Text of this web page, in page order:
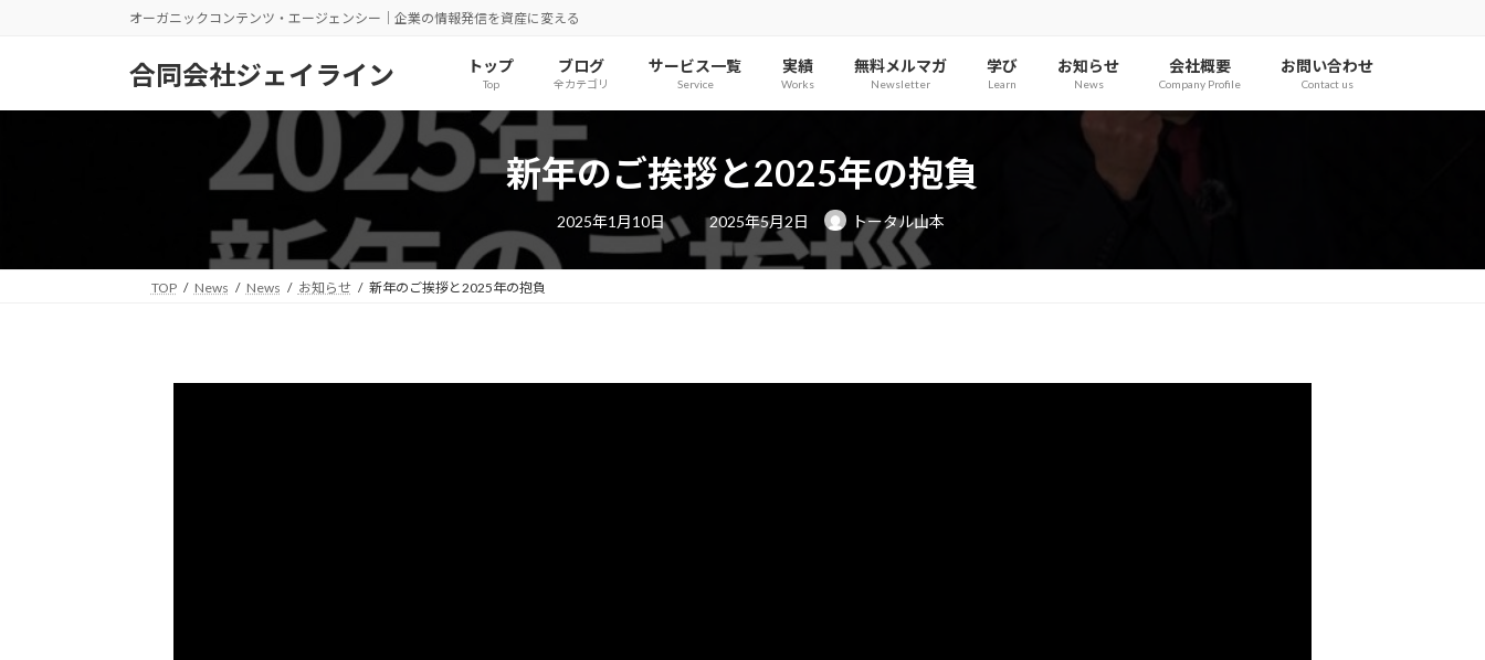
オーガニックコンテンツ・エージェンシー｜企業の情報発信を資産に変える
合同会社ジェイライン トップ
Top
ブログ
全カテゴリ
サービス一覧
Service
実績
Works
無料メルマガ
Newsletter
学び
Learn
お知らせ
News
会社概要
Company Profile
お問い合わせ
Contact us
新年のご挨拶と2025年の抱負
2025年1月10日
最
終
更
新
日
2025年5月2日 トータル山本
TOP News News お知らせ 新年のご挨拶と2025年の抱負